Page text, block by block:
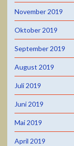
November 2019
Oktober 2019
September 2019
August 2019
Juli 2019
Juni 2019
Mai 2019
April 2019